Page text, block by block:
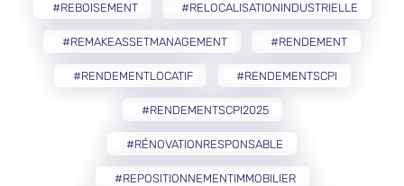
#REBOISEMENT #RELOCALISATIONINDUSTRIELLE
#REMAKEASSETMANAGEMENT #RENDEMENT
#RENDEMENTLOCATIF #RENDEMENTSCPI
#RENDEMENTSCPI2025
#RÉNOVATIONRESPONSABLE
#REPOSITIONNEMENTIMMOBILIER